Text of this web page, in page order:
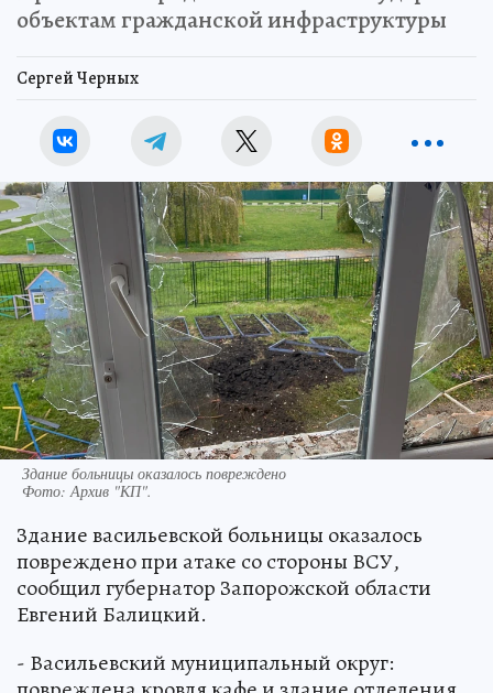
объектам гражданской инфраструктуры
Сергей Черных
Здание больницы оказалось повреждено
Фото:Архив "КП".
Здание васильевской больницы оказалось
повреждено при атаке со стороны ВСУ,
сообщил губернатор Запорожской области
Евгений Балицкий.
- Васильевский муниципальный округ: